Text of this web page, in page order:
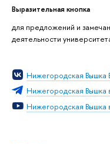
Выразительная кнопка
для предложений и
деятельности
Нижегородская Вышка
Нижегородская Вышка
Нижегородская Вышка